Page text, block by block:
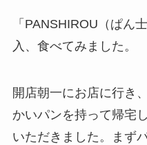
「PANSHIROU（ぱん
入、食べてみました。
開店朝一にお店に行き
かいパンを持って帰宅
いただきました。まず